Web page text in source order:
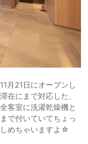
月21日にオープンし
在にまで対応した、
客室に洗濯乾燥機と
で付いていてちょっ
めちゃいますよ☆